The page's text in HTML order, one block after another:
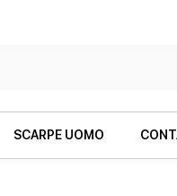
SCARPE UOMO